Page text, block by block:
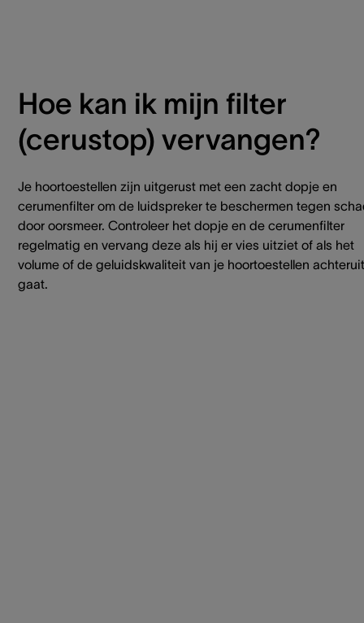
Hoe kan ik mijn filter
(cerustop) vervangen?
Je hoortoestellen zijn uitgerust met een zacht dopje en
cerumenfilter om de luidspreker te beschermen tegen
door oorsmeer. Controleer het dopje en de cerumenfilter
regelmatig en vervang deze als hij er vies uitziet of als het
volume of de geluidskwaliteit van je hoortoestellen achteruit
gaat.